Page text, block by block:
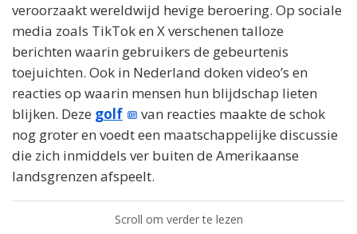
veroorzaakt wereldwijd hevige beroering. Op sociale
media zoals TikTok en X verschenen talloze
berichten waarin gebruikers de gebeurtenis
toejuichten. Ook in Nederland doken video’s en
reacties op waarin mensen hun blijdschap lieten
blijken. Deze golf
van reacties maakte de schok
nog groter en voedt een maatschappelijke discussie
die zich inmiddels ver buiten de Amerikaanse
landsgrenzen afspeelt.
Scroll om verder te lezen